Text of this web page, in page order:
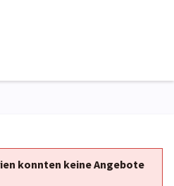
konnten keine Angebote